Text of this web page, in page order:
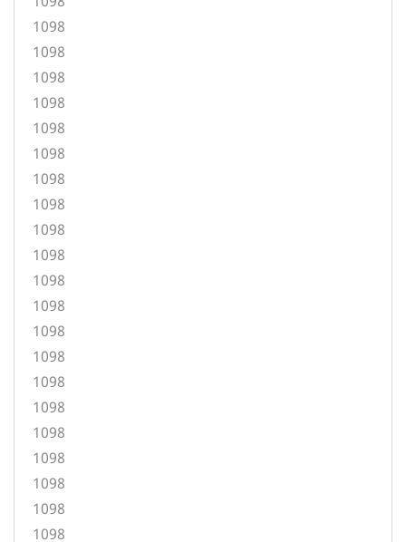
1098
1098
1098
1098
1098
1098
1098
1098
1098
1098
1098
1098
1098
1098
1098
1098
1098
1098
1098
1098
1098